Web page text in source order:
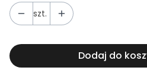
szt.
Dodaj do